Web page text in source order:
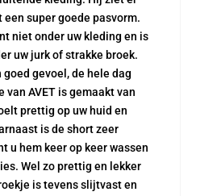
super goede pasvorm.
niet onder uw kleding en is
uw jurk of strakke broek.
gevoel, de hele dag
van AVET is gemaakt van
prettig op uw huid en
is de short zeer
u hem keer op keer wassen
Wel zo prettig en lekker
is tevens slijtvast en